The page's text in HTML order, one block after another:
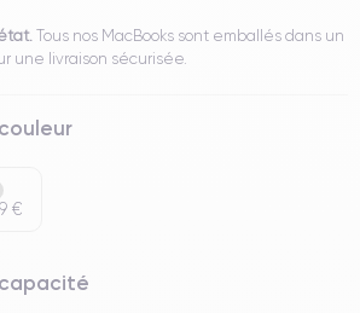
Tous nos MacBooks sont emballés dans un
une livraison sécurisée.
€